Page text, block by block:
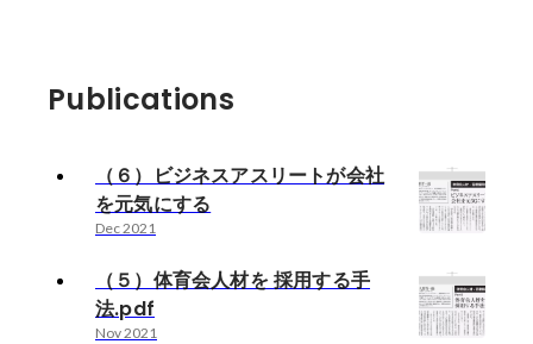
Publications
（６）ビジネスアスリートが会社
を元気にする
Dec 2021
（５）体育会人材を 採用する手
法.pdf
Nov 2021